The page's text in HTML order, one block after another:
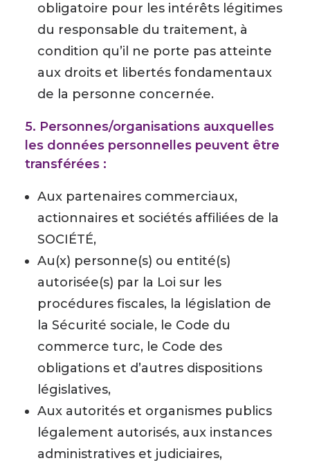
obligatoire pour les intérêts légitimes
du responsable du traitement, à
condition qu’il ne porte pas atteinte
aux droits et libertés fondamentaux
de la personne concernée.
5. Personnes/organisations auxquelles
les données personnelles peuvent être
transférées :
Aux partenaires commerciaux,
actionnaires et sociétés affiliées de la
SOCIÉTÉ,
Au(x) personne(s) ou entité(s)
autorisée(s) par la Loi sur les
procédures fiscales, la législation de
la Sécurité sociale, le Code du
commerce turc, le Code des
obligations et d’autres dispositions
législatives,
Aux autorités et organismes publics
légalement autorisés, aux instances
administratives et judiciaires,